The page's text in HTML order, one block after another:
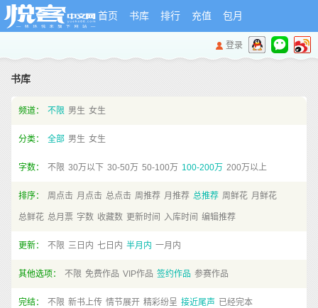
首页 书库 排行 充值 包月
登录
书库
频道： 不限 男生 女生
分类： 全部 男生 女生
字数： 不限 30万以下 30-50万 50-100万 100-200万 200万以上
排序： 周点击 月点击 总点击 周推荐 月推荐 总推荐 周鲜花 月鲜花
总鲜花 总月票 字数 收藏数 更新时间 入库时间 编辑推荐
更新： 不限 三日内 七日内 半月内 一月内
其他选项： 不限 免费作品 VIP作品 签约作品 参赛作品
完结： 不限 新书上传 情节展开 精彩纷呈 接近尾声 已经完本